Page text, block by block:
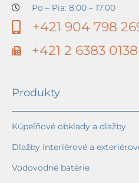
Po – Pia: 8:00 – 17:00
+421 904 798
+421 2 6383 0138
Produkty
Kúpeľňové obklady a dlažby
Dlažby interiérové a
Vodovodné batérie